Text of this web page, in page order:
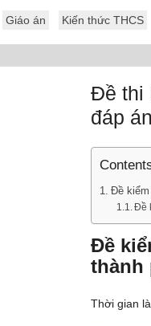
Giáo án Kiến thức THCS
Đề thi
đáp án
Đề kiểm
Đề
Đề
thành
Thời gian